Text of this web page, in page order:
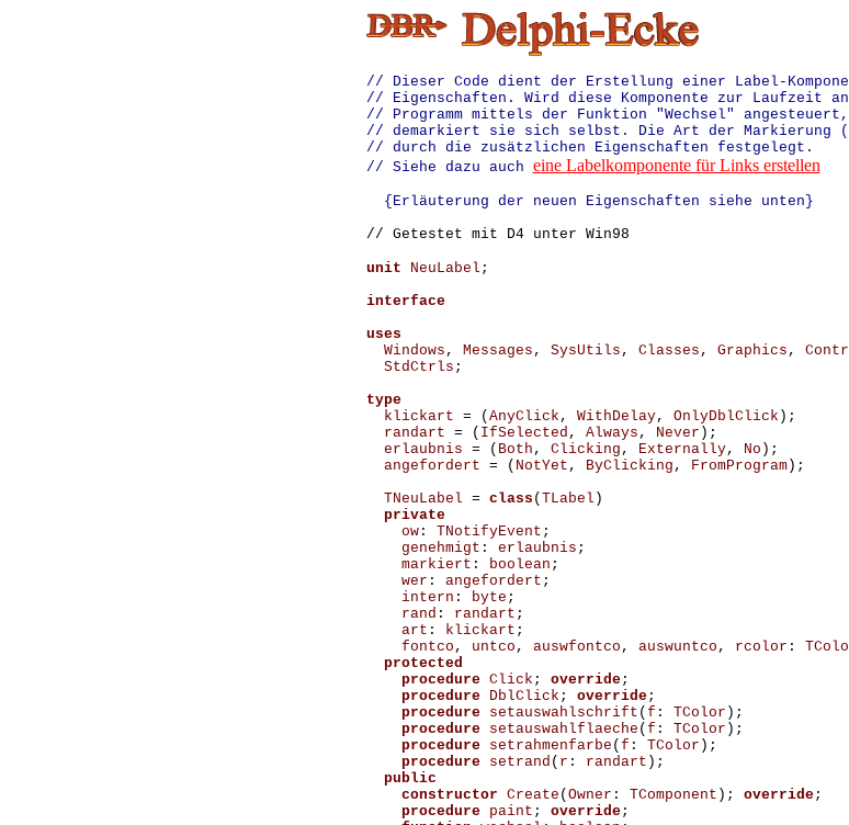
// Dieser Code dient der Erstellung einer Label-
// Eigenschaften. Wird diese Komponente zur Laufzeit
// Programm mittels der Funktion "Wechsel"
// demarkiert sie sich selbst. Die Art der Markierung
// durch die zusätzlichen Eigenschaften festgelegt.
// Siehe dazu auch eine Labelkomponente für Links erstellen
{Erläuterung der neuen Eigenschaften siehe unten}
// Getestet mit D4 unter Win98
unit NeuLabel ;
interface
uses
Windows , Messages , SysUtils , Classes , Graphics ,
StdCtrls ;
type
klickart = ( AnyClick , WithDelay, OnlyDblClick );
randart = ( IfSelected , Always , Never );
erlaubnis = ( Both , Clicking , Externally, No );
angefordert = ( NotYet , ByClicking , FromProgram);
TNeuLabel = class ( TLabel )
private
ow: TNotifyEvent ;
genehmigt : erlaubnis ;
markiert : boolean ;
wer : angefordert ;
intern : byte ;
rand : randart ;
art : klickart ;
fontco , untco , auswfontco , auswuntco , rcolor :
protected
procedure Click ; override;
procedure
DblClick ; override;
procedure
setauswahlschrift ( f : TColor );
procedure
setauswahlflaeche ( f : TColor );
procedure
setrahmenfarbe ( f : TColor );
procedure
setrand ( r : randart );
public
constructor Create ( Owner : TComponent ); override;
procedure
paint ; override;